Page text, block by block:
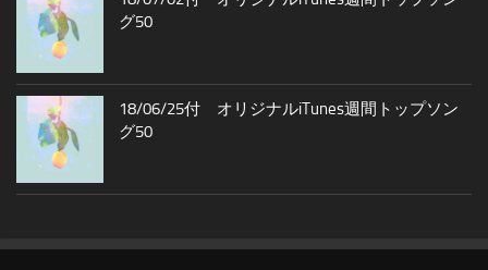
グ50
18/06/25付 オリジナルiTunes週間トップソン
グ50